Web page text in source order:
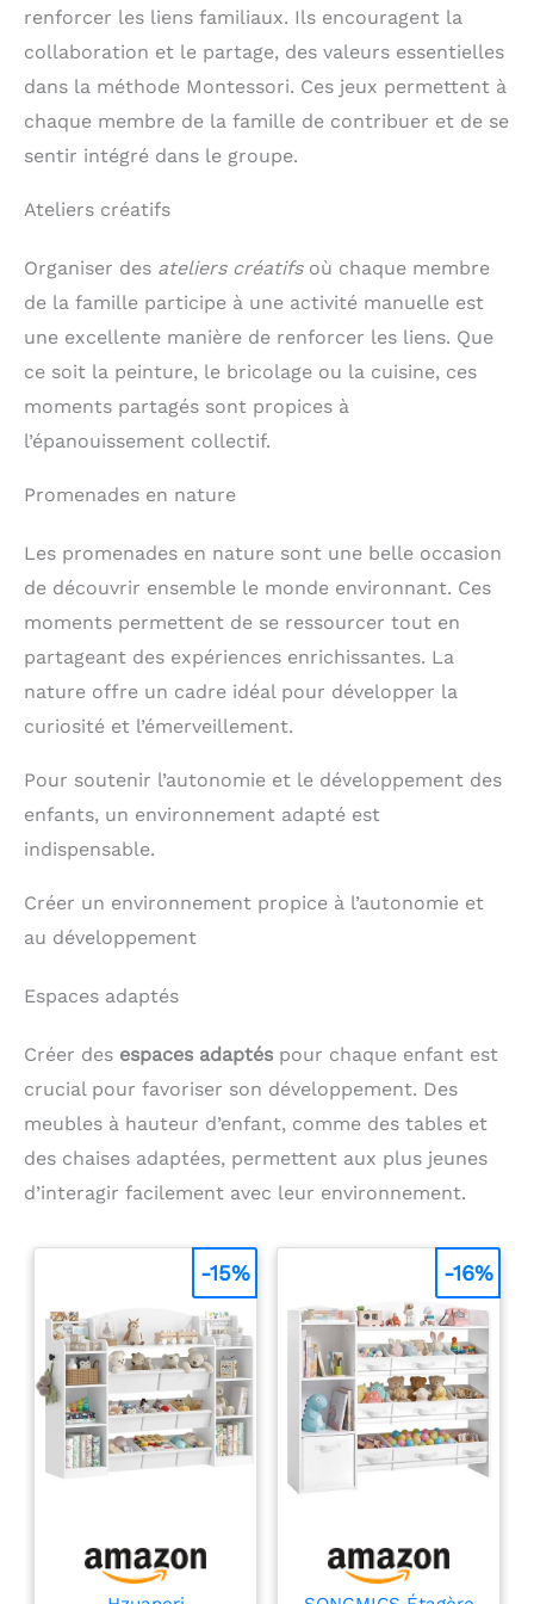
renforcer les liens familiaux. Ils encouragent la
collaboration et le partage, des valeurs essentielles
dans la méthode Montessori. Ces jeux permettent à
chaque membre de la famille de contribuer et de se
sentir intégré dans le groupe.
Ateliers créatifs
Organiser des ateliers créatifsoù chaque membre
de la famille participe à une activité manuelle est
une excellente manière de renforcer les liens. Que
ce soit la peinture, le bricolage ou la cuisine, ces
moments partagés sont propices à
l’épanouissement collectif.
Promenades en nature
Les promenades en nature sont une belle occasion
de découvrir ensemble le monde environnant. Ces
moments permettent de se ressourcer tout en
partageant des expériences enrichissantes. La
nature offre un cadre idéal pour développer la
curiosité et l’émerveillement.
Pour soutenir l’autonomie et le développement des
enfants, un environnement adapté est
indispensable.
Créer un environnement propice à l’autonomie et
au développement
Espaces adaptés
Créer des espaces adaptés pour chaque enfant est
crucial pour favoriser son développement. Des
meubles à hauteur d’enfant, comme des tables et
des chaises adaptées, permettent aux plus jeunes
d’interagir facilement avec leur environnement.
-15% -16%